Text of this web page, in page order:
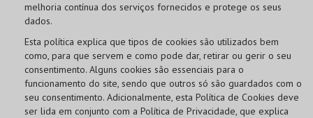
melhoria contínua dos serviços fornecidos e protege os seus
dados.
Esta política explica que tipos de cookies são utilizados bem
como, para que servem e como pode dar, retirar ou gerir o seu
consentimento. Alguns cookies são essenciais para o
funcionamento do site, sendo que outros só são guardados com o
seu consentimento. Adicionalmente, esta Política de Cookies deve
ser lida em conjunto com a Política de Privacidade, que explica